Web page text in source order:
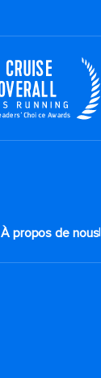
À propos de nous|